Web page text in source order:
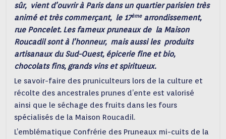
sûr, vient d’ouvrir à Paris dans un quartier parisien très
animé et très commerçant, le 17èmearrondissement,
rue Poncelet. Les fameux pruneaux de la Maison
Roucadil sont à l’honneur, mais aussi les produits
artisanaux du Sud-Ouest, épicerie fine et bio,
chocolats fins, grands vins et spiritueux.
Le savoir-faire des pruniculteurs lors de la culture et
récolte des ancestrales prunes d’ente est valorisé
ainsi que le séchage des fruits dans les fours
spécialisés de la Maison Roucadil.
L’emblématique Confrérie des Pruneaux mi-cuits de la